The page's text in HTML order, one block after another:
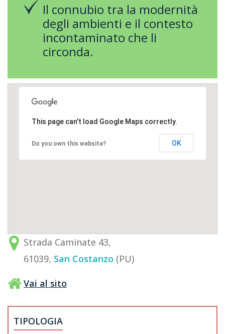
Il connubio tra la modernità
degli ambienti e il contesto
incontaminato che li
circonda.
This page can't load Google Maps correctly.
Do you own this website? OK
Strada Caminate 43,
61039, San Costanzo (PU)
Vai al sito
TIPOLOGIA